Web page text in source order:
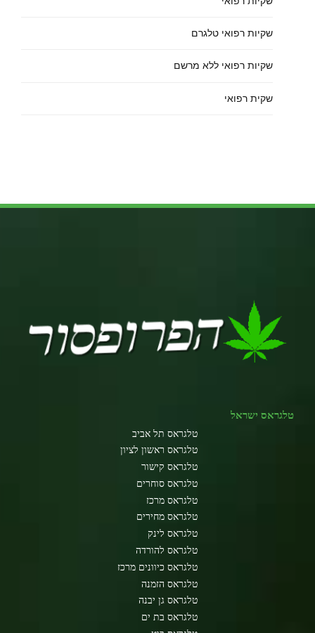
שקיות רפואי טלגרם
שקיות רפואי ללא מרשם
שקית רפואי
טלגראס ישראל
טלגראס תל אביב
טלגראס ראשון לציון
טלגראס קישור
טלגראס סוחרים
טלגראס מרכז
טלגראס מחירים
טלגראס לינק
טלגראס להורדה
טלגראס כיוונים מרכז
טלגראס הזמנה
טלגראס גן יבנה
טלגראס בת ים